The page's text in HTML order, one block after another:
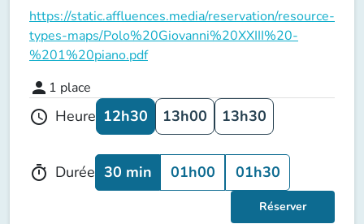
https://static.affluences.media/reservation/resource-
types-maps/Polo%20Giovanni%20XXIII%20-
%201%20piano.pdf
person 1 place
schedule Heure 12h30 13h00 13h30
timer Durée 30 min 01h00 01h30
Réserver